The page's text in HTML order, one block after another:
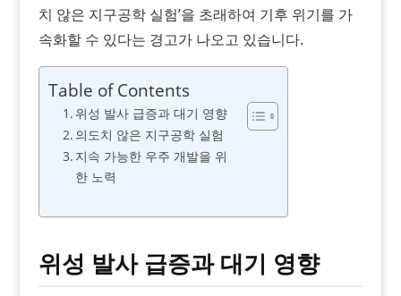
치 않은 지구공학 실험’을 초래하여 기후 위기를 가
속화할 수 있다는 경고가 나오고 있습니다.
Table of Contents
위성 발사 급증과 대기 영향
의도치 않은 지구공학 실험
지속 가능한 우주 개발을 위
한 노력
위성 발사 급증과 대기 영향